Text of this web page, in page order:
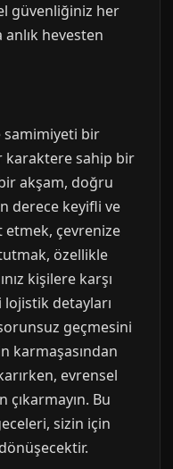
güvenliğiniz her
hevesten
samimiyeti bir
karaktere sahip bir
akşam, doğru
derece keyifli ve
etmek, çevrenize
tutmak, özellikle
kişilere karşı
detayları
geçmesini
karmaşasından
evrensel
çıkarmayın. Bu
sizin için